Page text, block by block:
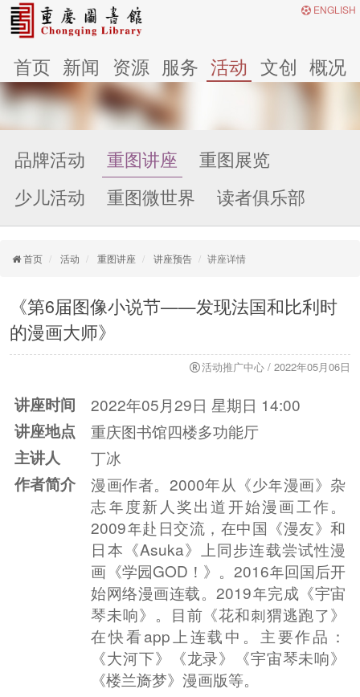
ENGLISH
首页 新闻 资源 服务 活动 文创 概况
品牌活动 重图讲座
重图展览
少儿活动
重图微世界 读者俱乐部
首页 活动 重图讲座 讲座预告 讲座详情
《第6届图像小说节——发现法国和比利时
的漫画大师》
活动推广中心 / 2022年05月06日
讲座时间
2022年05月29日 星期日 14:00
讲座地点
重庆图书馆四楼多功能厅
主讲人
丁冰
作者简介
漫画作者。2000年从《少年漫画》杂
志年度新人奖出道开始漫画工作。
2009年赴日交流，在中国《漫友》和
日本《Asuka》上同步连载尝试性漫
画《学园GOD！》。2016年回国后开
始网络漫画连载。2019年完成《宇宙
琴未响》。目前《花和刺猬逃跑了》
在快看app上连载中。主要作品：
《大河下》《龙录》《宇宙琴未响》
《楼兰旖梦》漫画版等。